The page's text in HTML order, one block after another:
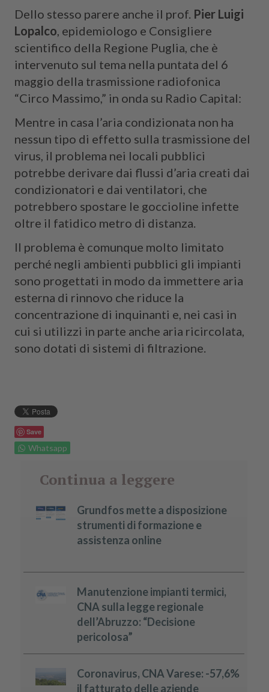
Dello stesso parere anche il prof. Pier Luigi
Lopalco, epidemiologo e Consigliere
scientifico della Regione Puglia, che è
intervenuto sul tema nella puntata del 6
maggio della trasmissione radiofonica
“Circo Massimo,” in onda su Radio Capital:
Mentre in casa l’aria condizionata non ha
nessun tipo di effetto sulla trasmissione del
virus, il problema nei locali pubblici
potrebbe derivare dai flussi d’aria creati dai
condizionatori e dai ventilatori, che
potrebbero spostare le goccioline infette
oltre il fatidico metro di distanza.
Il problema è comunque molto limitato
perché negli ambienti pubblici gli impianti
sono progettati in modo da immettere aria
esterna di rinnovo che riduce la
concentrazione di inquinanti e, nei casi in
cui si utilizzi in parte anche aria ricircolata,
sono dotati di sistemi di filtrazione.
Save
Whatsapp
Continua a leggere
Grundfos mette a disposizione
strumenti di formazione e
assistenza online
Manutenzione impianti termici,
CNA sulla legge regionale
dell’Abruzzo: “Decisione
pericolosa”
Coronavirus, CNA Varese: -57,6%
il fatturato delle aziende